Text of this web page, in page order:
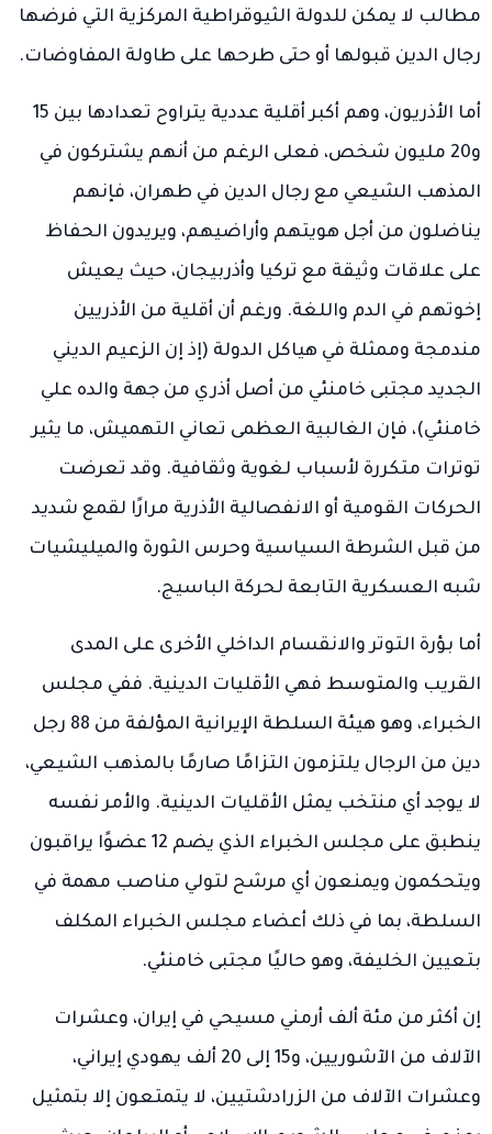
مطالب لا يمكن للدولة الثيوقراطية المركزية التي فرضها
رجال الدين قبولها أو حتى طرحها على طاولة المفاوضات.
أما الأذريون، وهم أكبر أقلية عددية يتراوح تعدادها بين 15
و20 مليون شخص، فعلى الرغم من أنهم يشتركون في
المذهب الشيعي مع رجال الدين في طهران، فإنهم
يناضلون من أجل هويتهم وأراضيهم، ويريدون الحفاظ
على علاقات وثيقة مع تركيا وأذربيجان، حيث يعيش
إخوتهم في الدم واللغة. ورغم أن أقلية من الأذريين
مندمجة وممثلة في هياكل الدولة (إذ إن الزعيم الديني
الجديد مجتبى خامنئي من أصل أذري من جهة والده علي
خامنئي)، فإن الغالبية العظمى تعاني التهميش، ما يثير
توترات متكررة لأسباب لغوية وثقافية. وقد تعرضت
الحركات القومية أو الانفصالية الأذرية مرارًا لقمع شديد
من قبل الشرطة السياسية وحرس الثورة والميليشيات
شبه العسكرية التابعة لحركة الباسيج.
أما بؤرة التوتر والانقسام الداخلي الأخرى على المدى
القريب والمتوسط فهي الأقليات الدينية. ففي مجلس
الخبراء، وهو هيئة السلطة الإيرانية المؤلفة من 88 رجل
دين من الرجال يلتزمون التزامًا صارمًا بالمذهب الشيعي،
لا يوجد أي منتخب يمثل الأقليات الدينية. والأمر نفسه
ينطبق على مجلس الخبراء الذي يضم 12 عضوًا يراقبون
ويتحكمون ويمنعون أي مرشح لتولي مناصب مهمة في
السلطة، بما في ذلك أعضاء مجلس الخبراء المكلف
بتعيين الخليفة، وهو حاليًا مجتبى خامنئي.
إن أكثر من مئة ألف أرمني مسيحي في إيران، وعشرات
الآلاف من الآشوريين، و15 إلى 20 ألف يهودي إيراني،
وعشرات الآلاف من الزرادشتيين، لا يتمتعون إلا بتمثيل